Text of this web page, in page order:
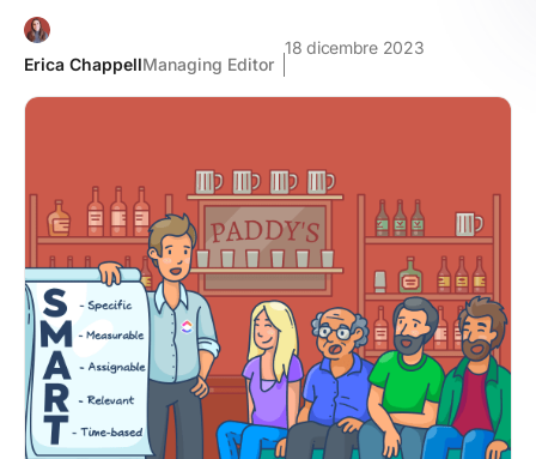
Erica ChappellManaging Editor
18 dicembre 2023